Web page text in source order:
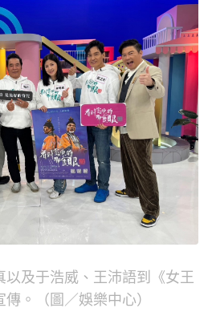
以及于浩威、王沛語到《女王
。（圖／娛樂中心）